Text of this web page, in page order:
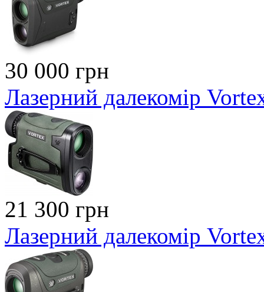
30 000 грн
Лазерний далекомір
21 300 грн
Лазерний далекомір